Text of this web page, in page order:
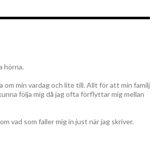
hörna.
om min vardag och lite till. Allt för att min familj
följa mig då jag ofta förflyttar mig mellan
vad som faller mig in just när jag skriver.